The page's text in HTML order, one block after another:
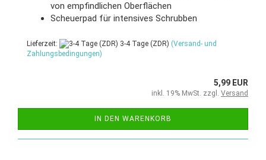
von empfindlichen Oberflächen
Scheuerpad für intensives Schrubben
Lieferzeit: 3-4 Tage (ZDR) (Versand- und
Zahlungsbedingungen)
5,99 EUR
inkl. 19% MwSt. zzgl. Versand
IN DEN WARENKORB